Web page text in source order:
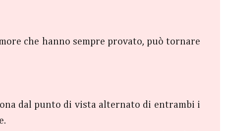
che hanno sempre provato, può tornare
dal punto di vista alternato di entrambi i